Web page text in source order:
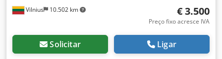
Vilnius 10.502 km € 3.500
Preço fixo acresce IVA
Solicitar Ligar